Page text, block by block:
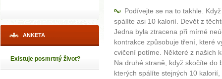
ANKETA
Existuje posmrtný život?
Podívejte se na to takhle.
spálíte asi 10 kalorií. Devět z
Jedna byla ztracena při mírné
kontrakce způsobuje tření, které
cvičení potíme. Některé z našich
Na druhé straně, když skočíte do
kterých spálíte stejných 10